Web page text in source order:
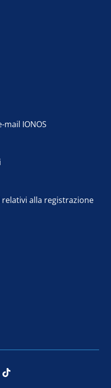
IONOS
relativi alla registrazione